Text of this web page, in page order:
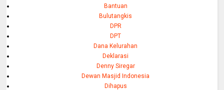
Bantuan
Bulutangkis
DPR
DPT
Dana Kelurahan
Deklarasi
Denny Siregar
Dewan Masjid Indonesia
Dihapus